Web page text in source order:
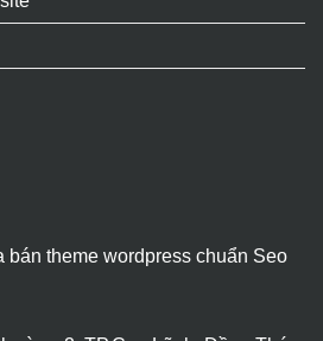
bán theme wordpress chuẩn Seo